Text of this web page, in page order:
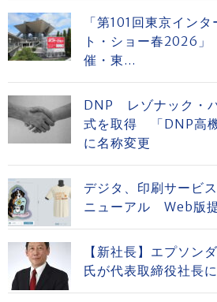
「第101回東京イン
ト・ショー春2026
催・東...
DNP レゾナック・
式を取得 「DNP高機
に名称変更
デジタ、印刷サービ
ニューアル Web版
【新社長】エプソ
氏が代表取締役社長